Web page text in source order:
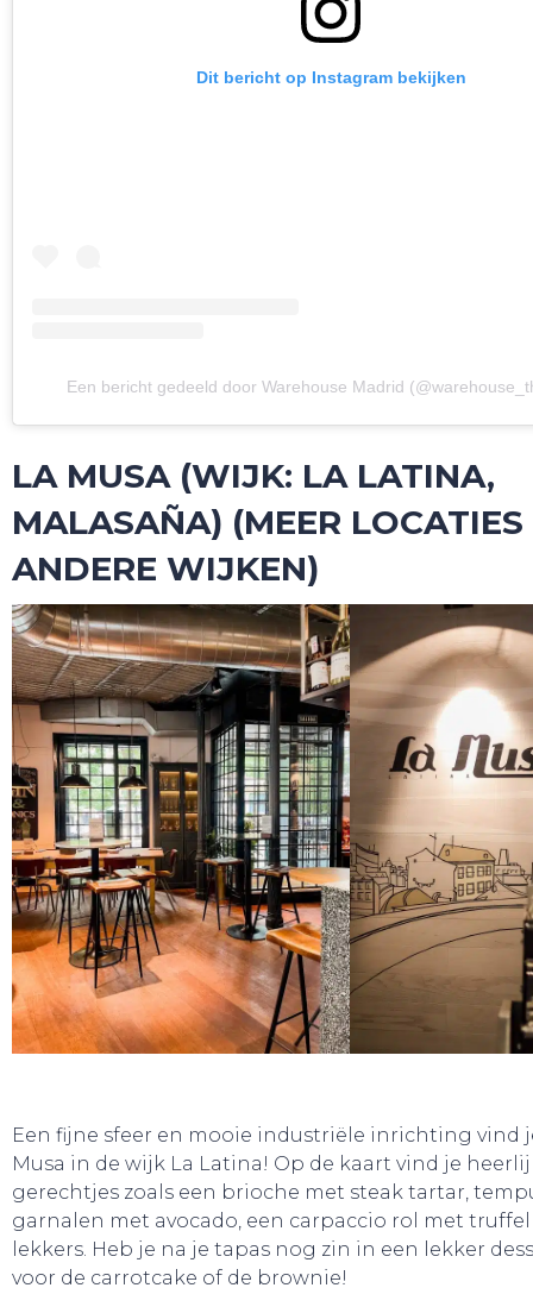
GA UIT!
Dit bericht op Instagram bekijken
Een bericht gedeeld door Warehouse Madrid
LA MUSA (WIJK: LA LATINA,
MALASAÑA) (MEER LOCATIES
ANDERE WIJKEN)
Een fijne sfeer en mooie industriële inrichting vind
Musa in de wijk La Latina! Op de kaart vind je
gerechtjes zoals een brioche met steak tartar,
garnalen met avocado, een carpaccio rol met
lekkers. Heb je na je tapas nog zin in een lekker
voor de carrotcake of de brownie!